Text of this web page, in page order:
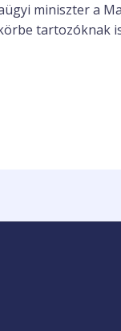
miniszter a
tartozóknak